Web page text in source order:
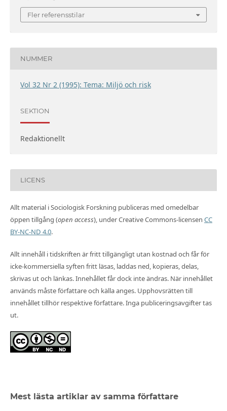
Fler referensstilar
NUMMER
Vol 32 Nr 2 (1995): Tema: Miljö och risk
SEKTION
Redaktionellt
LICENS
Allt material i Sociologisk Forskning publiceras med omedelbar
öppen tillgång (open access), under Creative Commons-licensen CC
BY-NC-ND 4.0.
Allt innehåll i tidskriften är fritt tillgängligt utan kostnad och får för
icke-kommersiella syften fritt läsas, laddas ned, kopieras, delas,
skrivas ut och länkas. Innehållet får dock inte ändras. När innehållet
används måste författare och källa anges. Upphovsrätten till
innehållet tillhör respektive författare. Inga publiceringsavgifter tas
ut.
Mest lästa artiklar av samma författare